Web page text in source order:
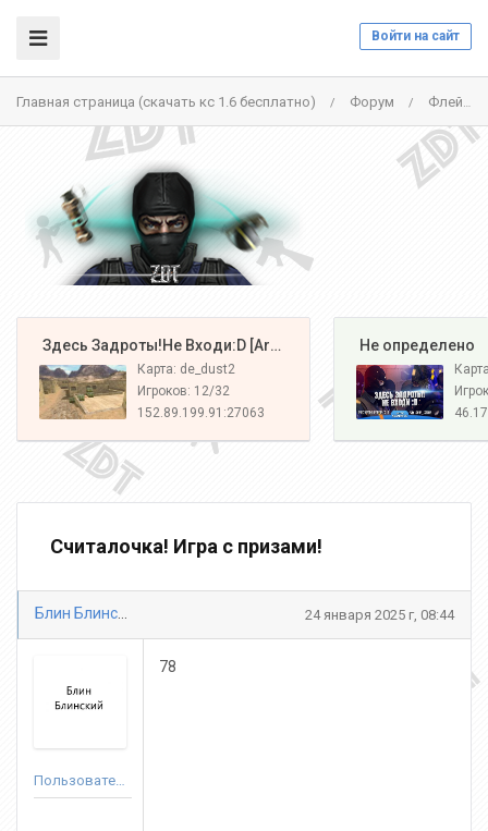
Войти на сайт
Главная страница (скачать кс 1.6 бесплатно) / Форум / Флейм
️ Здесь Задроты!Не Входи:D [Army#1]
Карта: de_dust2
Игроков: 12/32
152.89.199.91:27063
️ Не определено
Считалочка! Игра с призами!
24 января 2025 г, 08:44
Пользователь
78